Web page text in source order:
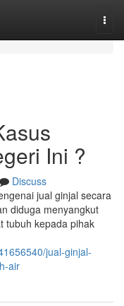
Ini ?
Discuss
jual ginjal secara
diduga menyangkut
tubuh kepada pihak
jual-ginjal-
air